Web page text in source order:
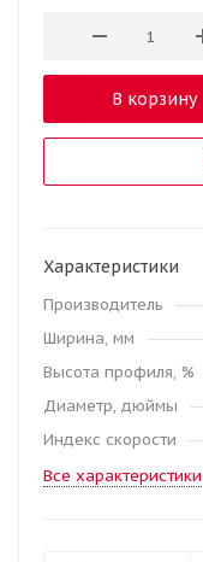
В корзину
Характеристики
Производитель
Ширина, мм
Высота профиля, %
Диаметр, дюймы
Индекс скорости
Все характеристики